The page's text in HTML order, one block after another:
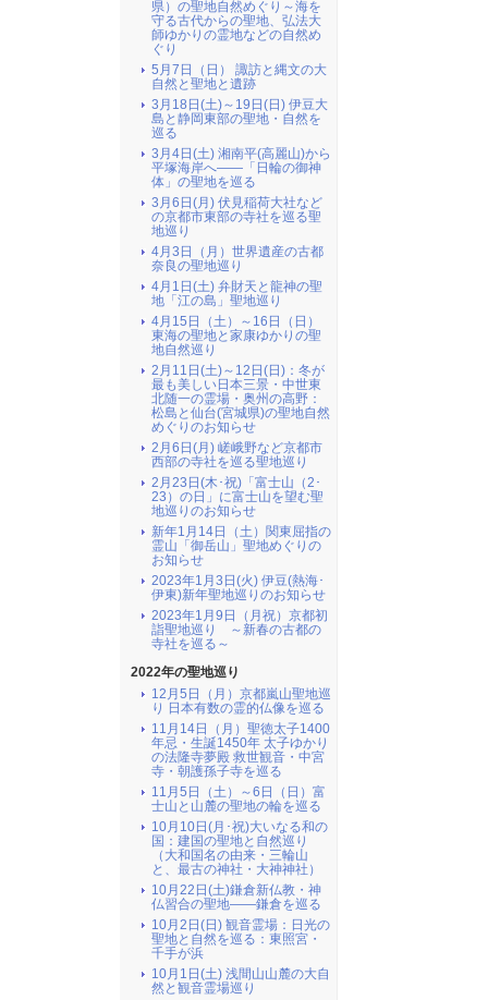
県）の聖地自然めぐり～海を
守る古代からの聖地、弘法大
師ゆかりの霊地などの自然め
ぐり
5月7日（日） 諏訪と縄文の大
自然と聖地と遺跡
3月18日(土)～19日(日) 伊豆大
島と静岡東部の聖地・自然を
巡る
3月4日(土) 湘南平(高麗山)から
平塚海岸へ――「日輪の御神
体」の聖地を巡る
3月6日(月) 伏見稲荷大社など
の京都市東部の寺社を巡る聖
地巡り
4月3日（月）世界遺産の古都
奈良の聖地巡り
4月1日(土) 弁財天と龍神の聖
地「江の島」聖地巡り
4月15日（土）～16日（日）
東海の聖地と家康ゆかりの聖
地自然巡り
2月11日(土)～12日(日)：冬が
最も美しい日本三景・中世東
北随一の霊場・奥州の高野：
松島と仙台(宮城県)の聖地自然
めぐりのお知らせ
2月6日(月) 嵯峨野など京都市
西部の寺社を巡る聖地巡り
2月23日(木･祝)「富士山（2･
23）の日」に富士山を望む聖
地巡りのお知らせ
新年1月14日（土）関東屈指の
霊山「御岳山」聖地めぐりの
お知らせ
2023年1月3日(火) 伊豆(熱海･
伊東)新年聖地巡りのお知らせ
2023年1月9日（月祝）京都初
詣聖地巡り ～新春の古都の
寺社を巡る～
2022年の聖地巡り
12月5日（月）京都嵐山聖地巡
り 日本有数の霊的仏像を巡る
11月14日（月）聖徳太子1400
年忌・生誕1450年 太子ゆかり
の法隆寺夢殿 救世観音・中宮
寺・朝護孫子寺を巡る
11月5日（土）～6日（日）富
士山と山麓の聖地の輪を巡る
10月10日(月･祝)大いなる和の
国：建国の聖地と自然巡り
（大和国名の由来・三輪山
と、最古の神社・大神神社）
10月22日(土)鎌倉新仏教・神
仏習合の聖地――鎌倉を巡る
10月2日(日) 観音霊場：日光の
聖地と自然を巡る：東照宮・
千手が浜
10月1日(土) 浅間山山麓の大自
然と観音霊場巡り